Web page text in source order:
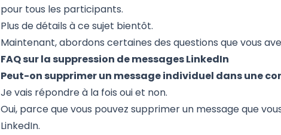
pour tous les participants.
Plus de détails à ce sujet bientôt.
Maintenant, abordons certaines des questions que vous
FAQ sur la suppression de messages LinkedIn
Peut-on supprimer un message individuel dans une
Je vais répondre à la fois oui et non.
Oui, parce que vous pouvez supprimer un message que
LinkedIn.